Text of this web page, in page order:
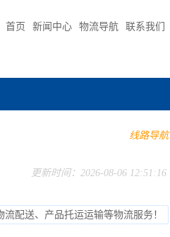
首页 新闻中心 物流导航 联系我们
线路导航
更新时间：2026-08-06 12:51:16
配送、产品托运运输等物流服务！